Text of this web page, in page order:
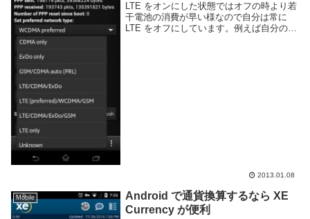
LTE をオンにした状態ではオフの時より若
干電池の消費が早い様なので自分は常に
LTE をオフにしています。例えば自分の所
2013.01.08
Mobile
Android で通貨換算するなら XE
Currency が便利